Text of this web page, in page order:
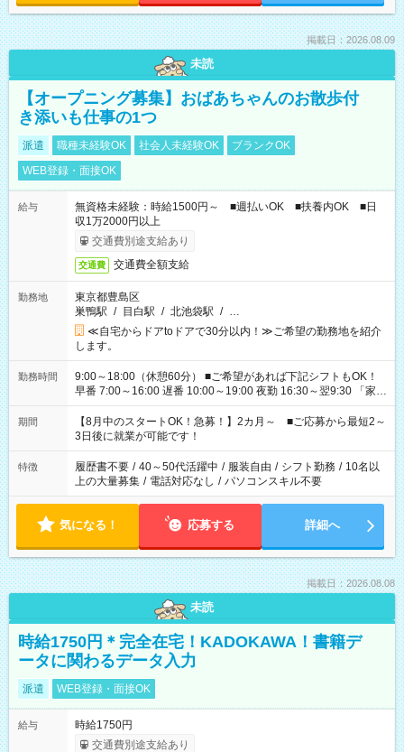
掲載日：2026.08.09
未読
【オープニング募集】おばあちゃんのお散歩付
き添いも仕事の1つ
派遣 職種未経験OK 社会人未経験OK
ブランクOK
WEB登録・面接OK
給与
無資格未経験：時給1500円～ ■週払いOK ■扶養内OK ■日
収1万2000円以上
交通費別途支給あり
交通費 交通費全額支給
勤務地
東京都豊島区
巣鴨駅 / 目白駅 / 北池袋駅 / …
≪自宅からドアtoドアで30分以内！≫ご希望の勤務地を紹介
します。
勤務時間
9:00～18:00（休憩60分） ■ご希望があれば下記シフトもOK！
早番 7:00～16:00 遅番 10:00～19:00 夜勤 16:30～翌9:30 「家族
と休みを合わせたい」 「余裕を持って夕飯の準備がしたい」
「できれば残業はしたくない」 など、ご希望を教えてください
ね。 ※Wワーク希望の方へ 今ご覧のお仕事で希望する勤務時間
と、もう1つのお仕事の勤務時間。 合計で週40時間を超える場
合は応募できません。
期間
【8月中のスタートOK！急募！】2カ月～ ■ご応募から最短2～
3日後に就業が可能です！
特徴 履歴書不要 / 40～50代活躍中 / 服装自由 / シフト勤務 / 10名以
上の大量募集 / 電話対応なし / パソコンスキル不要
気になる！ 応募する 詳細へ
掲載日：2026.08.08
未読
時給1750円＊完全在宅！KADOKAWA！書籍デ
ータに関わるデータ入力
派遣 WEB登録・面接OK
給与
時給1750円
交通費別途支給あり